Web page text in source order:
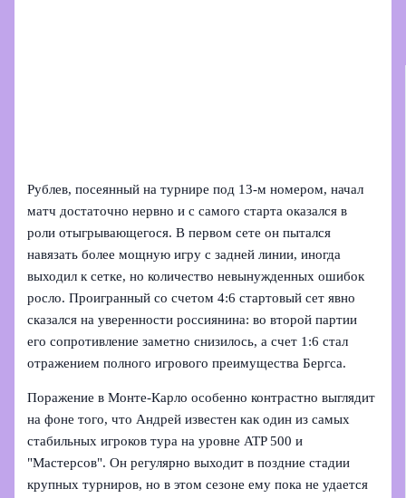
Рублев, посеянный на турнире под 13-м номером, начал
матч достаточно нервно и с самого старта оказался в
роли отыгрывающегося. В первом сете он пытался
навязать более мощную игру с задней линии, иногда
выходил к сетке, но количество невынужденных ошибок
росло. Проигранный со счетом 4:6 стартовый сет явно
сказался на уверенности россиянина: во второй партии
его сопротивление заметно снизилось, а счет 1:6 стал
отражением полного игрового преимущества Бергса.
Поражение в Монте‑Карло особенно контрастно выглядит
на фоне того, что Андрей известен как один из самых
стабильных игроков тура на уровне ATP 500 и
"Мастерсов". Он регулярно выходит в поздние стадии
крупных турниров, но в этом сезоне ему пока не удается